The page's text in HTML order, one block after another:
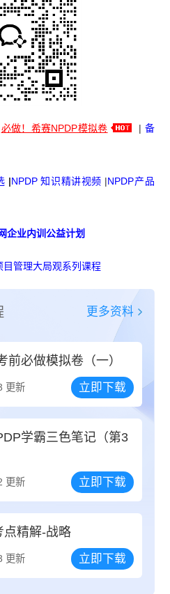
必做！希赛NPDP模拟卷 | 备
|NPDP 知识精讲视频 |NPDP产品
企业内训公益计划
目管理大局观系列课程
更多资料
前必做模拟卷（一）
更新 立即下载
学霸三色笔记（第3
更新 立即下载
点精解-战略
更新 立即下载